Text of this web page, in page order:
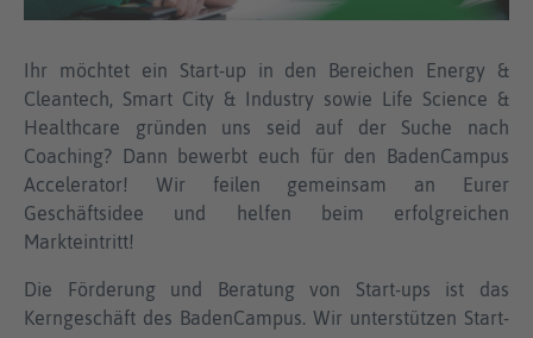
Ihr möchtet ein Start-up in den Bereichen Energy &
Cleantech, Smart City & Industry sowie Life Science &
Healthcare gründen uns seid auf der Suche nach
Coaching? Dann bewerbt euch für den BadenCampus
Accelerator! Wir feilen gemeinsam an Eurer
Geschäftsidee und helfen beim erfolgreichen
Markteintritt!
Die Förderung und Beratung von Start-ups ist das
Kerngeschäft des BadenCampus. Wir unterstützen Start-